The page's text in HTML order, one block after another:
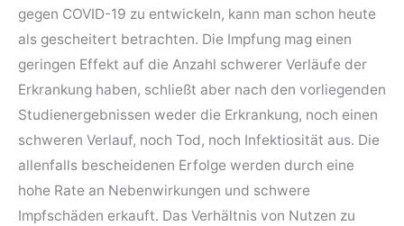
gegen COVID-19 zu entwickeln, kann man schon heute
als gescheitert betrachten. Die Impfung mag einen
geringen Effekt auf die Anzahl schwerer Verläufe der
Erkrankung haben, schließt aber nach den vorliegenden
Studienergebnissen weder die Erkrankung, noch einen
schweren Verlauf, noch Tod, noch Infektiosität aus. Die
allenfalls bescheidenen Erfolge werden durch eine
hohe Rate an Nebenwirkungen und schwere
Impfschäden erkauft. Das Verhältnis von Nutzen zu